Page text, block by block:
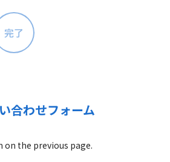
完了
合わせフォーム
on the previous page.